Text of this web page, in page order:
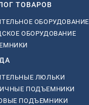
ТОВАРОВ
ОБОРУДОВАНИЕ
ОБОРУДОВАНИЕ
ЛЮЛЬКИ
ПОДЪЕМНИКИ
ПОДЪЕМНИКИ